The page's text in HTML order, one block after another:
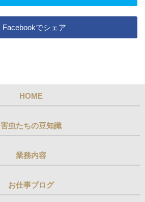
Facebookでシェア
HOME
害虫たちの豆知識
業務内容
お仕事ブログ